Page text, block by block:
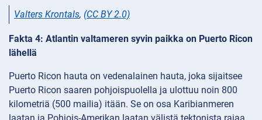
Valters Krontals, (CC BY 2.0)
Fakta 4: Atlantin valtameren syvin paikka on Puerto Ricon
lähellä
Puerto Ricon hauta on vedenalainen hauta, joka sijaitsee
Puerto Ricon saaren pohjoispuolella ja ulottuu noin 800
kilometriä (500 mailia) itään. Se on osa Karibianmeren